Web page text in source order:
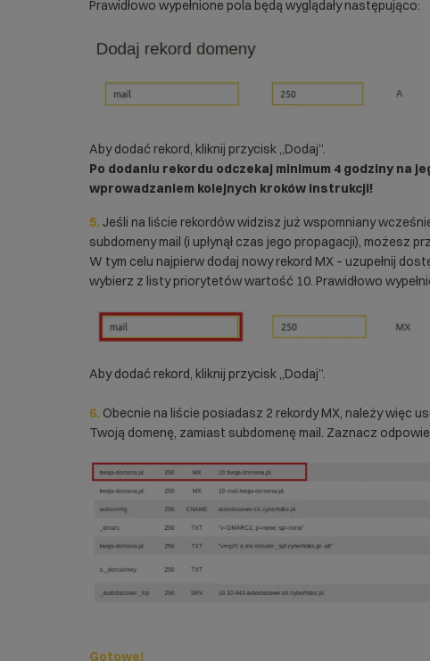
Prawidłowo wypełnione pola będą wyglądały następująco:
Aby dodać rekord, kliknij przycisk „Dodaj”.
Po dodaniu rekordu odczekaj minimum 4 godziny na
wprowadzaniem kolejnych kroków instrukcji!
5. Jeśli na liście rekordów widzisz już wspomniany
subdomeny mail (i upłynął czas jego propagacji), możesz
W tym celu najpierw dodaj nowy rekord MX – uzupełnij
wybierz z listy priorytetów wartość 10. Prawidłowo
Aby dodać rekord, kliknij przycisk „Dodaj”.
6. Obecnie na liście posiadasz 2 rekordy MX, należy więc
Twoją domenę, zamiast subdomenę mail. Zaznacz
Gotowe!